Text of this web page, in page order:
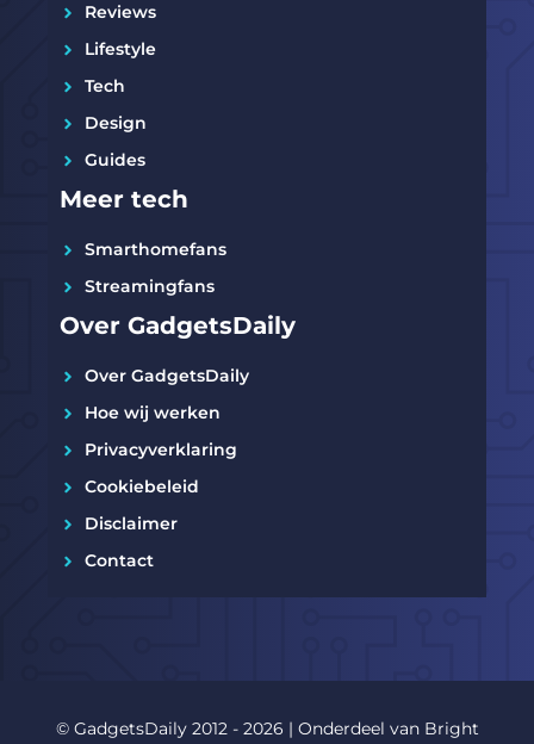
Reviews
Lifestyle
Tech
Design
Guides
Meer tech
Smarthomefans
Streamingfans
Over GadgetsDaily
Over GadgetsDaily
Hoe wij werken
Privacyverklaring
Cookiebeleid
Disclaimer
Contact
© GadgetsDaily 2012 - 2026 | Onderdeel van Bright